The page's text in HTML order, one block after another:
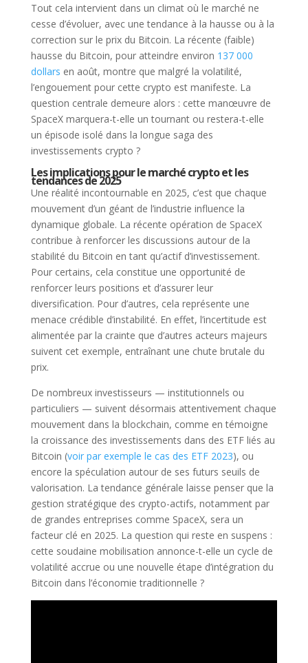
Tout cela intervient dans un climat où le marché ne
cesse d’évoluer, avec une tendance à la hausse ou à la
correction sur le prix du Bitcoin. La récente (faible)
hausse du Bitcoin, pour atteindre environ 137 000
dollars en août, montre que malgré la volatilité,
l’engouement pour cette crypto est manifeste. La
question centrale demeure alors : cette manœuvre de
SpaceX marquera-t-elle un tournant ou restera-t-elle
un épisode isolé dans la longue saga des
investissements crypto ?
Les implications pour le marché crypto et les
tendances de 2025
Une réalité incontournable en 2025, c’est que chaque
mouvement d’un géant de l’industrie influence la
dynamique globale. La récente opération de SpaceX
contribue à renforcer les discussions autour de la
stabilité du Bitcoin en tant qu’actif d’investissement.
Pour certains, cela constitue une opportunité de
renforcer leurs positions et d’assurer leur
diversification. Pour d’autres, cela représente une
menace crédible d’instabilité. En effet, l’incertitude est
alimentée par la crainte que d’autres acteurs majeurs
suivent cet exemple, entraînant une chute brutale du
prix.
De nombreux investisseurs — institutionnels ou
particuliers — suivent désormais attentivement chaque
mouvement dans la blockchain, comme en témoigne
la croissance des investissements dans des ETF liés au
Bitcoin (voir par exemple le cas des ETF 2023), ou
encore la spéculation autour de ses futurs seuils de
valorisation. La tendance générale laisse penser que la
gestion stratégique des crypto-actifs, notamment par
de grandes entreprises comme SpaceX, sera un
facteur clé en 2025. La question qui reste en suspens :
cette soudaine mobilisation annonce-t-elle un cycle de
volatilité accrue ou une nouvelle étape d’intégration du
Bitcoin dans l’économie traditionnelle ?